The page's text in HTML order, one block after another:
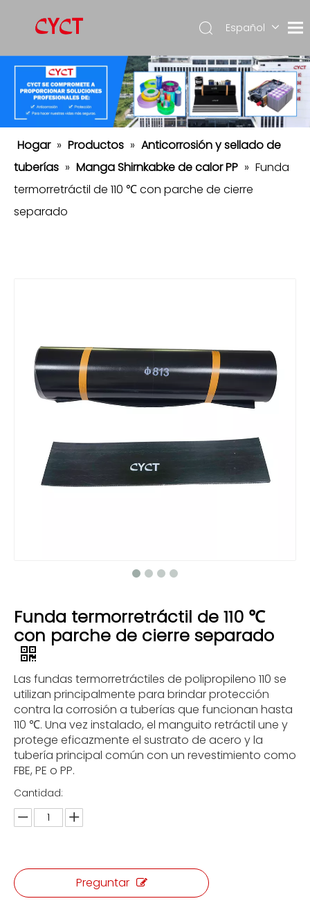
Español
文
English
Hogar » Productos » Anticorrosión y sellado de
tuberías » Manga Shirnkabke de calor PP » Funda
termorretráctil de 110 ℃ con parche de cierre
separado
Funda termorretráctil de 110 ℃
con parche de cierre separado
Las fundas termorretráctiles de polipropileno 110 se
utilizan principalmente para brindar protección
contra la corrosión a tuberías que funcionan hasta
110 ℃. Una vez instalado, el manguito retráctil une y
protege eficazmente el sustrato de acero y la
tubería principal común con un revestimiento como
FBE, PE o PP.
Cantidad:
Preguntar